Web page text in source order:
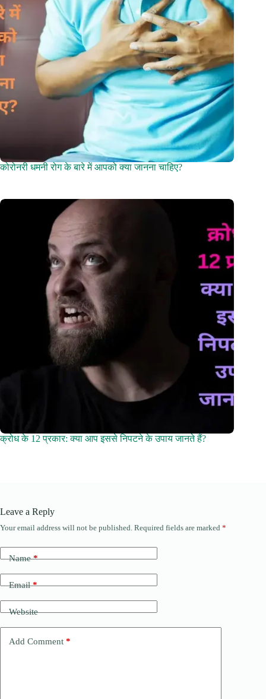
कोरोनरी धमनी रोग के बारे में आपको क्या जानना चाहिए?
क्रोध के 12 प्रकार: क्या आप इससे निपटने के उपाय जानते हैं?
Leave a Reply
Your email address will not be published. Required fields are marked *
Name*
Email*
Website
Add Comment *